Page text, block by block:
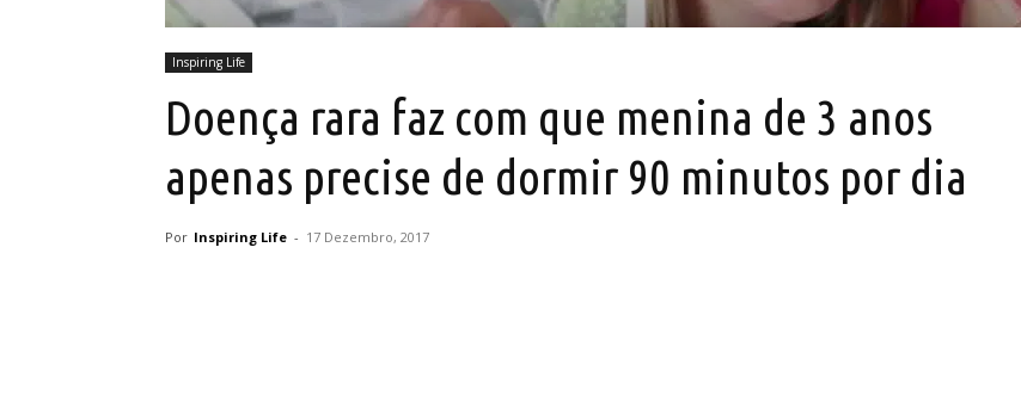
Inspiring Life
Doença rara faz com que menina de 3 anos
apenas precise de dormir 90 minutos por dia
Por Inspiring Life - 17 Dezembro, 2017